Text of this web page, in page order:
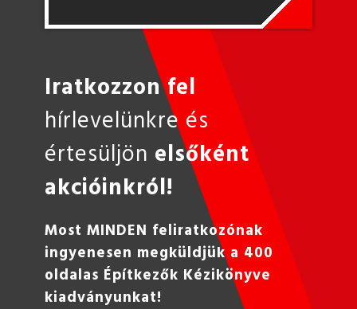
Iratkozzon fel
hírlevelünkre és
értesüljön elsőként
akcióinkról!
Most MINDEN feliratkozónak
ingyenesen megküldjük a 400
oldalas Építkezők Kézikönyve
kiadványunkat!